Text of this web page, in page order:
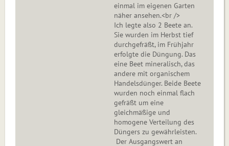
einmal im eigenen Garten
näher ansehen.<br />
Ich legte also 2 Beete an.
Sie wurden im Herbst tief
durchgefräßt, im Frühjahr
erfolgte die Düngung. Das
eine Beet mineralisch, das
andere mit organischem
Handelsdünger. Beide Beete
wurden noch einmal flach
gefräßt um eine
gleichmäßige und
homogene Verteilung des
Düngers zu gewährleisten.
Der Ausgangswert an